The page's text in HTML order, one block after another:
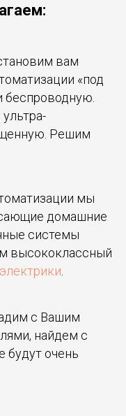
вам
«под
Решим
мы
домашние
системы
высококлассный
с Вашим
найдем с
будут очень